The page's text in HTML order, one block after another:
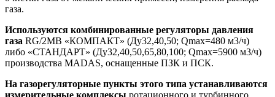
газа.
Используются комбинированные регуляторы давления
газа RG/2MB «КОМПАКТ» (Ду32,40,50; Qmax=480 м3/ч)
либо «СТАНДАРТ» (Ду32,40,50,65,80,100; Qmax=5900 м3/ч)
производства MADAS, оснащенные ПЗК и ПСК.
На газорегуляторные пункты этого типа устанавливаются